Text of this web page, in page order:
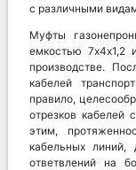
с различными
Муфты
емкостью 7х4х1,2
производстве.
кабелей
правило,
отрезков кабелей
этим,
кабельных линий,
ответвлений на